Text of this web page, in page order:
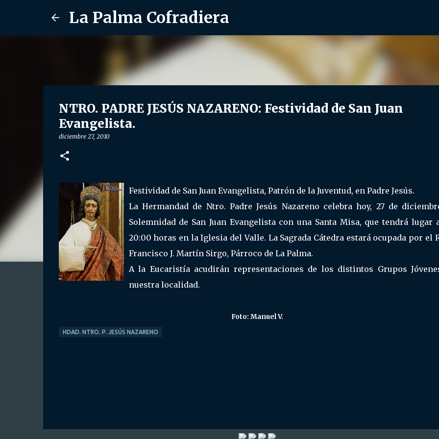
La Palma Cofradiera
NTRO. PADRE JESÚS NAZARENO: Festividad de San Juan
Evangelista.
diciembre 27, 2010
Festividad de San Juan Evangelista, Patrón de la Juventud, en Padre Jesús.
La Hermandad de Ntro. Padre Jesús Nazareno celebra hoy, 27 de
Solemnidad de San Juan Evangelista con una Santa Misa, que tendrá lugar
20:00 horas en la Iglesia del Valle. La Sagrada Cátedra estará ocupada por el
Francisco J. Martín Sirgo, Párroco de La Palma.
A la Eucaristía acudirán representaciones de los distintos Grupos
nuestra localidad.
Foto: Manuel V.
HDAD. NTRO. P. JESÚS NAZARENO